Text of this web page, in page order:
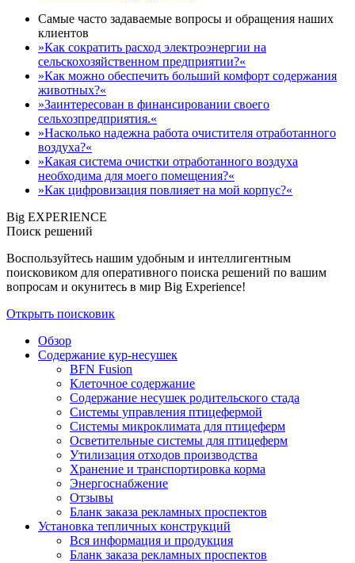
Самые часто задаваемые вопросы и обращения наших
клиентов
»Как сократить расход электроэнергии на
сельскохозяйственном предприятии?«
»Как можно обеспечить больший комфорт содержания
животных?«
»Заинтересован в финансировании своего
сельхозпредприятия.«
»Насколько надежна работа очистителя отработанного
воздуха?«
»Какая система очистки отработанного воздуха
необходима для моего помещения?«
»Как цифровизация повлияет на мой корпус?«
Big EXPERIENCE
Поиск решений
Воспользуйтесь нашим удобным и интеллигентным
поисковиком для оперативного поиска решений по вашим
вопросам и окунитесь в мир Big Experience!
Открыть поисковик
Обзор
Содержание кур-несушек
BFN Fusion
Клеточное содержание
Содержание несушек родительского стада
Системы управления птицефермой
Системы микроклимата для птицеферм
Осветительные системы для птицеферм
Утилизация отходов производства
Хранение и транспортировка корма
Энергоснабжение
Отзывы
Бланк заказа рекламных проспектов
Установка тепличных конструкций
Вся информация и продукция
Бланк заказа рекламных проспектов